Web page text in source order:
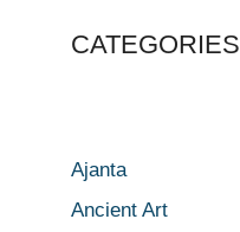
CATEGORIES
Ajanta
Ancient Art